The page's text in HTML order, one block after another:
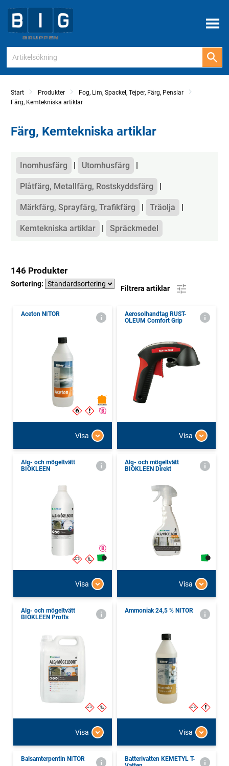
Meny
Start Produkter
Fog, Lim, Spackel, Tejper, Färg, Penslar
Färg, Kemtekniska artiklar
Färg, Kemtekniska artiklar
Kategorier
Inomhusfärg Utomhusfärg
Plåtfärg, Metallfärg, Rostskyddsfärg
Märkfärg, Sprayfärg, Trafikfärg Träolja
Kemtekniska artiklar Spräckmedel
146 Produkter
Sortering:
Filtrera artiklar
Aceton NITOR
Visa
Aerosolhandtag RUST-
OLEUM Comfort Grip
Visa
Alg- och mögeltvätt
BIOKLEEN
Visa
Alg- och mögeltvätt
BIOKLEEN Direkt
Visa
Alg- och mögeltvätt
BIOKLEEN Proffs
Visa
Ammoniak 24,5 % NITOR
Visa
Balsamterpentin NITOR
Batterivatten KEMETYL T-